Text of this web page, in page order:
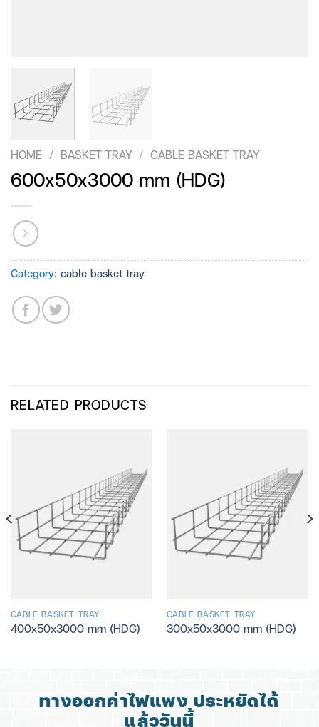
HOME / BASKET TRAY / CABLE BASKET TRAY
600x50x3000 mm (HDG)
Category: cable basket tray
RELATED PRODUCTS
CABLE BASKET TRAY
400x50x3000 mm (HDG)
CABLE BASKET TRAY
300x50x3000 mm (HDG)
ทางออกค่าไฟแพง ประหยัดได้
แล้ววันนี้